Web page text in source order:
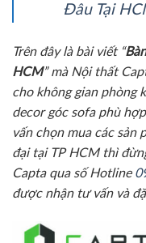
Đâu Tại
Trên đây là bài viết “
HCM” mà Nội thất
cho không gian phòng
decor góc sofa phù
vấn chọn mua các sản
đại tại TP HCM thì
Capta qua số Hotline
được nhận tư vấn và